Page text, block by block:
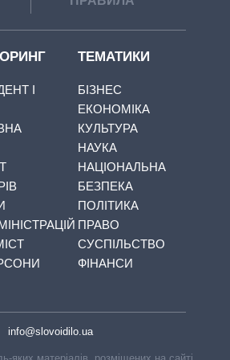
І
ТЕМАТИКИ
БІЗНЕС
ЕКОНОМІКА
КУЛЬТУРА
НАУКА
НАЦІОНАЛЬНА
БЕЗПЕКА
ПОЛІТИКА
ПРАВО
СУСПІЛЬСТВО
ФІНАНСИ
info@slovoidilo.ua